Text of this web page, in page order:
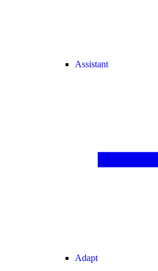
Assistant
Adapt